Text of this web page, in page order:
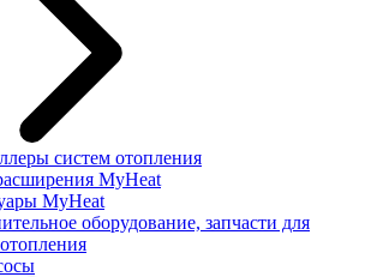
систем отопления
MyHeat
MyHeat
оборудование, запчасти для